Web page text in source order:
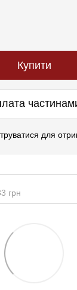
Купити
для
грн